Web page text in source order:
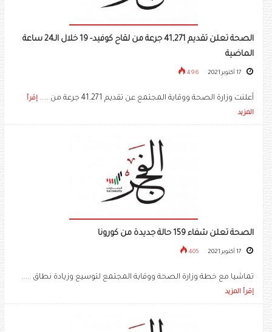
الصحة تعلن تقديم 41,271 جرعة من لقاح كوفيد- 19 خلال الـ24 ساعة
الماضية
496
أعلنت وزارة الصحة ووقاية المجتمع عن تقديم 41,271 جرعة من .....
إقرأ
المزيد
الصحة تعلن شفاء 159 حالة جديدة من كورونا
405
تماشيا مع خطة وزارة الصحة ووقاية المجتمع لتوسيع وزيادة نطاق .....
إقرأ المزيد